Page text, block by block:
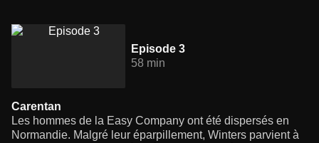
Episode 3
58 min
Carentan
Les hommes de la Easy Company ont été dispersés en
Normandie. Malgré leur éparpillement, Winters parvient à